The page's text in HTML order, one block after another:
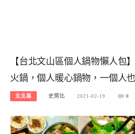
【台北文山區個人鍋物懶人包
火鍋，個人暖心鍋物，一個人
北北基 史努比 2021-02-19 0